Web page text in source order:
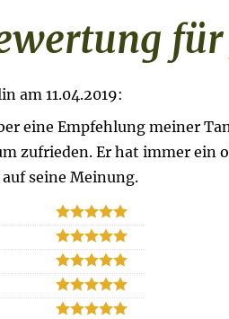
am 11.04.2019:
eine Empfehlung meiner
zufrieden. Er hat immer ein
seine Meinung.